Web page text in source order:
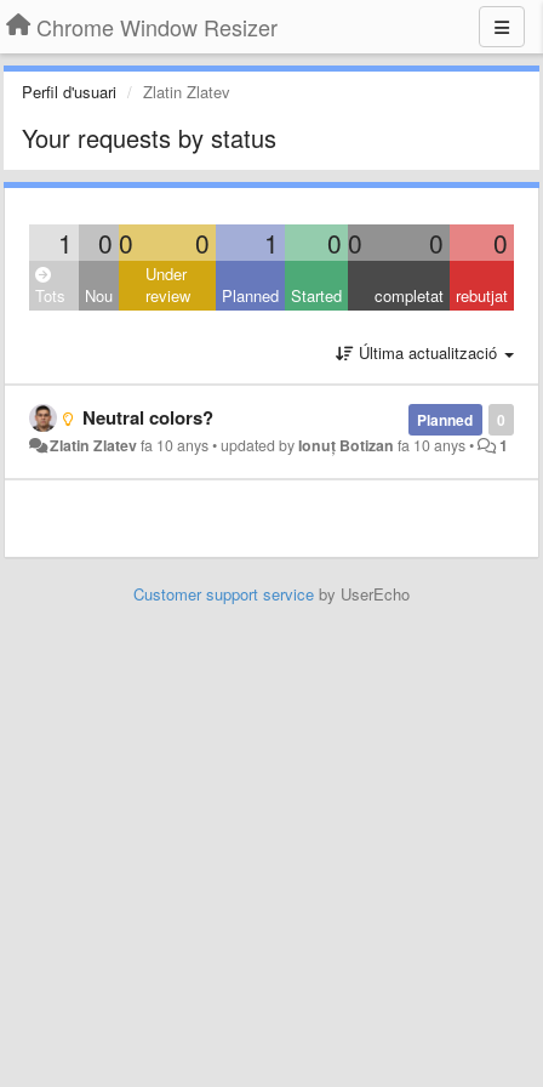
Chrome Window Resizer
Perfil d'usuari Zlatin Zlatev
Your requests by status
1 0 0 0 1 0 0 0 0
Tots Nou
Under
review
Planned Started completat rebutjat
Última actualització
0
Planned
Neutral colors?
Zlatin Zlatevfa 10 anys•updated byIonuț Botizan fa 10 anys• 1
Customer support service by UserEcho